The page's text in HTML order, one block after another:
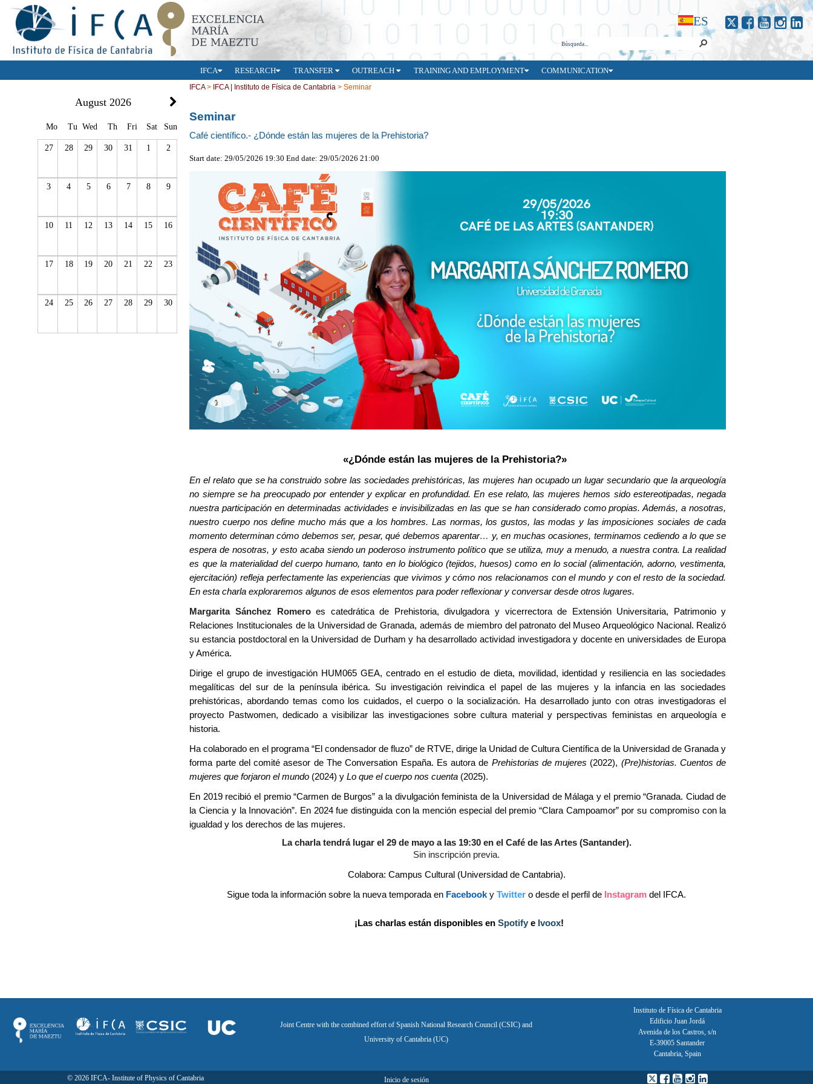
ES
IFCA RESEARCH TRANSFER OUTREACH TRAINING AND EMPLOYMENT COMMUNICATION
August 2026
Mo Tu Wed Th Fri Sat Sun
27 28 29 30 31 1 2
3 4 5 6 7 8 9
10 11 12 13 14 15 16
17 18 19 20 21 22 23
24 25 26 27 28 29 30
IFCA> IFCA | Instituto de Física de Cantabria >Seminar
Seminar
Café científico.- ¿Dónde están las mujeres de la Prehistoria?
Start date: 29/05/2026 19:30 End date: 29/05/2026 21:00
​​​«¿Dónde están las mujeres de la Prehistoria?»
En el relato que se ha construido sobre las sociedades prehistóricas, las mujeres han ocupado un lugar secundario que la arqueología
no siempre se ha preocupado por entender y explicar en profundidad. En ese relato, las mujeres hemos sido estereotipadas, negada
nuestra participación en determinadas actividades e invisibilizadas en las que se han considerado como propias. Además, a nosotras,
nuestro cuerpo nos define mucho más que a los hombres. Las normas, los gustos, las modas y las imposiciones sociales de cada
momento determinan cómo debemos ser, pesar, qué debemos aparentar… y, en muchas ocasiones, terminamos cediendo a lo que se
espera de nosotras, y esto acaba siendo un poderoso instrumento político que se utiliza, muy a menudo, a nuestra contra. La realidad
es que la materialidad del cuerpo humano, tanto en lo biológico (tejidos, huesos) como en lo social (alimentación, adorno, vestimenta,
ejercitación) refleja perfectamente las experiencias que vivimos y cómo nos relacionamos con el mundo y con el resto de la sociedad.
En esta charla exploraremos algunos de esos elementos para poder reflexionar y conversar desde otros lugares.
Margarita Sánchez Romero es catedrática de Prehistoria, divulgadora y vicerrectora de Extensión Universitaria, Patrimonio y
Relaciones Institucionales de la Universidad de Granada, además de miembro del patronato del Museo Arqueológico Nacional. Realizó
su estancia postdoctoral en la Universidad de Durham y ha desarrollado actividad investigadora y docente en universidades de Europa
y América.
Dirige el grupo de investigación HUM065 GEA, centrado en el estudio de dieta, movilidad, identidad y resiliencia en las sociedades
megalíticas del sur de la península ibérica. Su investigación reivindica el papel de las mujeres y la infancia en las sociedades
prehistóricas, abordando temas como los cuidados, el cuerpo o la socialización. Ha desarrollado junto con otras investigadoras ​el
proyecto Pastwomen, dedicado a visibilizar las investigaciones sobre cultura material y perspectivas feministas en arqueología e
historia.
Ha colaborado en el programa “El condensador de fluzo” de RTVE, dirige la Unidad de Cultura Científica de la Universidad de Granada y
forma parte del comité asesor de The Conversation España. Es autora de Prehistorias de mujeres (2022), (Pre)historias. Cuentos de
mujeres que forjaron el mundo (2024) yLo que el cuerpo nos cuenta (2025).
En 2019 recibió el premio “Carmen de Burgos” a la divulgación feminista de la Universidad de Málaga y el premio “Granada. Ciudad de
la Ciencia y la Innovación”. En 2024 fue distinguida con la mención especial del premio “Clara Campoamor” por su compromiso con la
igualdad y los derechos de las mujeres.​
La charla tendrá lugar el 29 de mayo a las 19:30 en el Café de las Artes (​Santander).
Sin inscripción previa.
Colabora: Campus Cultural (Universidad de Cantabria).
Sigue toda la información sobre la nueva temporada en Facebook yTwitter o desde el perfil de Instagramdel IF​CA.
​​ ¡Las charlas están disponibles en Spotify​e Ivoox​!​​​​​​​​​​​​​
Joint Centre with the combined effort of Spanish National Research Council (CSIC) and
University of Cantabria (UC)
Instituto de Física de Cantabria
Edificio Juan Jordá
Avenida de los Castros, s/n
E-39005 Santander
Cantabria, Spain
© 2026IFCA- Institute of Physics of Cantabria Inicio de sesión